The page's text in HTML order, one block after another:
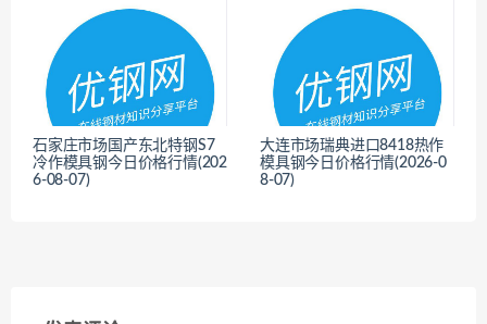
石家庄市场国产东北特钢S7
冷作模具钢今日价格行情(202
6-08-07)
大连市场瑞典进口8418热作
模具钢今日价格行情(2026-0
8-07)